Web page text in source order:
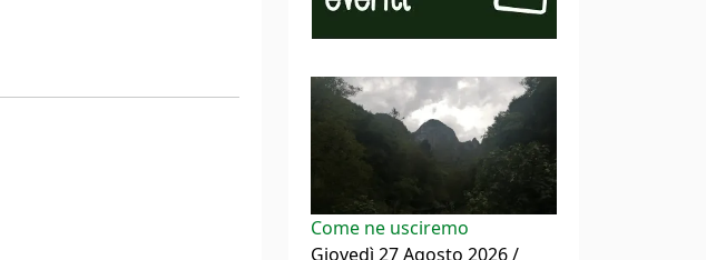
Come ne usciremo
Giovedì 27 Agosto 2026 /